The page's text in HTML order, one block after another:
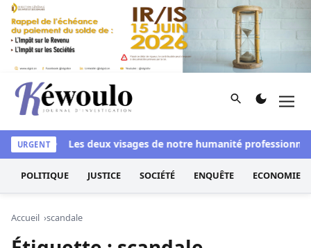
Aller au contenu
Kéwoulo, le premier site d'information et d'investigation
Rechercher
URGENT
blanchi Les deux visages de notre humanité
POLITIQUE JUSTICE SOCIÉTÉ ENQUÊTE ECONOMIE
Accueil scandale